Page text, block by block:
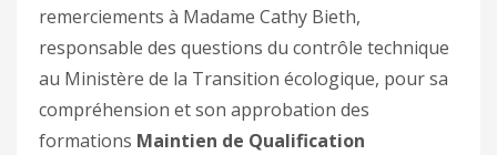
remerciements à Madame Cathy Bieth,
responsable des questions du contrôle technique
au Ministère de la Transition écologique, pour sa
compréhension et son approbation des
formations Maintien de Qualification